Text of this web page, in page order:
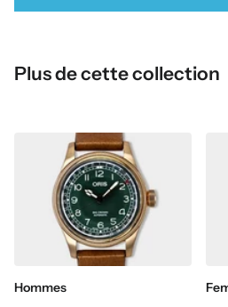
Plus de cette collection
Hommes